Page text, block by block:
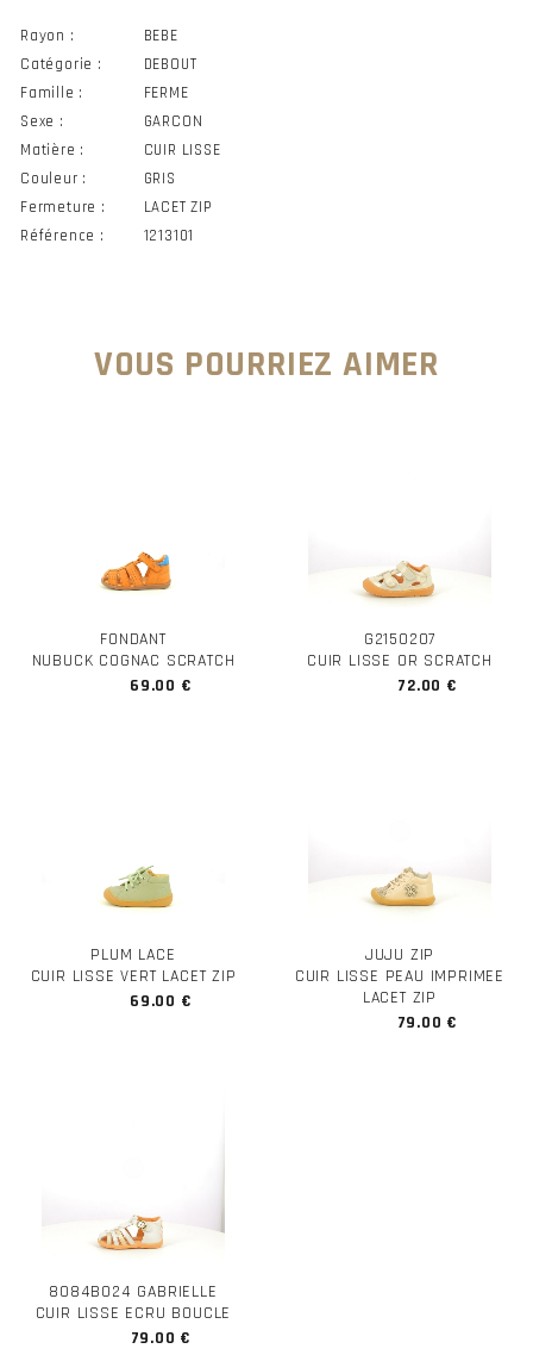
Rayon :
BEBE
Catégorie :
DEBOUT
Famille :
FERME
Sexe :
GARCON
Matière :
CUIR LISSE
Couleur :
GRIS
Fermeture :
LACET ZIP
Référence :
1213101
VOUS POURRIEZ AIMER
FONDANT
NUBUCK COGNAC SCRATCH
69.00 €
G2150207
CUIR LISSE OR SCRATCH
72.00 €
PLUM LACE
CUIR LISSE VERT LACET ZIP
69.00 €
JUJU ZIP
CUIR LISSE PEAU IMPRIMEE
LACET ZIP
79.00 €
8084B024 GABRIELLE
CUIR LISSE ECRU BOUCLE
79.00 €